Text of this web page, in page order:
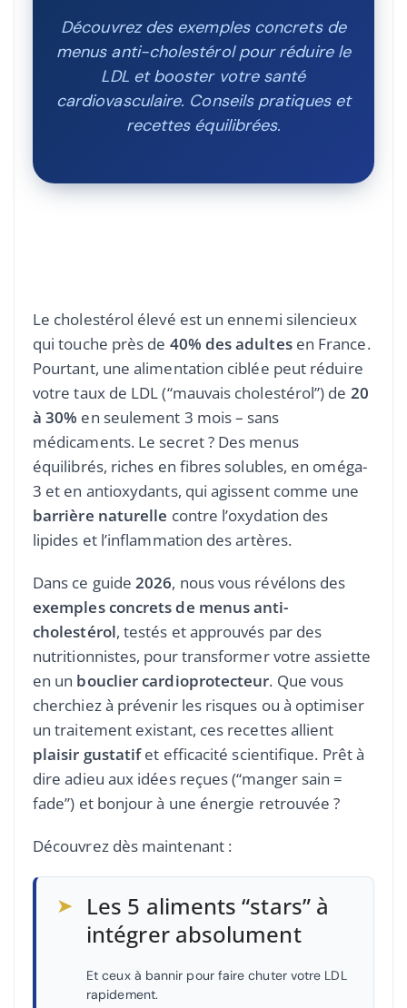
Découvrez des exemples concrets de
menus anti-cholestérol pour réduire le
LDL et booster votre santé
cardiovasculaire. Conseils pratiques et
recettes équilibrées.
Le cholestérol élevé est un ennemi silencieux
qui touche près de 40% des adultesen France.
Pourtant, une alimentation ciblée peut réduire
votre taux de LDL (“mauvais cholestérol”) de 20
à 30% en seulement 3 mois – sans
médicaments. Le secret ? Des menus
équilibrés, riches en fibres solubles, en oméga-
3 et en antioxydants, qui agissent comme une
barrière naturelle contre l’oxydation des
lipides et l’inflammation des artères.
Dans ce guide2026, nous vous révélons des
exemples concrets de menus anti-
cholestérol, testés et approuvés par des
nutritionnistes, pour transformer votre assiette
en un bouclier cardioprotecteur. Que vous
cherchiez à prévenir les risques ou à optimiser
un traitement existant, ces recettes allient
plaisir gustatifet efficacité scientifique. Prêt à
dire adieu aux idées reçues (“manger sain =
fade”) et bonjour à une énergie retrouvée ?
Découvrez dès maintenant :
➤ Les 5 aliments “stars” à
intégrer absolument
Et ceux à bannir pour faire chuter votre LDL
rapidement.